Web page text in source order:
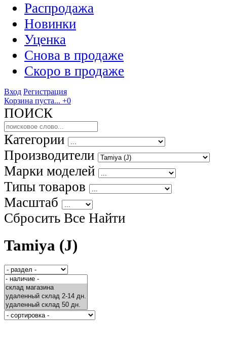
Распродажа
Новинки
Уценка
Снова в продаже
Скоро в продаже
Вход Регистрация
Корзина пуста... +0
ПОИСК
Категории
Производители
Марки моделей
Типы товаров
Масштаб
Сбросить Все Найти
Tamiya (J)